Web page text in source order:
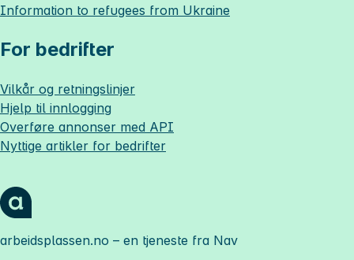
Information to refugees from Ukraine
For bedrifter
Vilkår og retningslinjer
Hjelp til innlogging
Overføre annonser med API
Nyttige artikler for bedrifter
arbeidsplassen.no – en tjeneste fra Nav